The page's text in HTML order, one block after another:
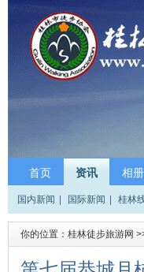
首页 资讯 相册
国内新闻 国际新闻 桂林
你的位置： 桂林徒步旅游网